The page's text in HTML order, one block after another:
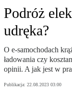
Podróż
udręka?
O e-samochodach
ładowania czy
opinii. A jak jest w
Publikacja: 22.08.2023 03:00